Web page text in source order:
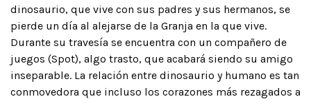
dinosaurio, que vive con sus padres y sus hermanos, se
pierde un día al alejarse de la Granja en la que vive.
Durante su travesía se encuentra con un compañero de
juegos (Spot), algo trasto, que acabará siendo su amigo
inseparable. La relación entre dinosaurio y humano es tan
conmovedora que incluso los corazones más rezagados a